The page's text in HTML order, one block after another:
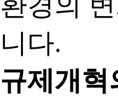
니다.
규제개혁